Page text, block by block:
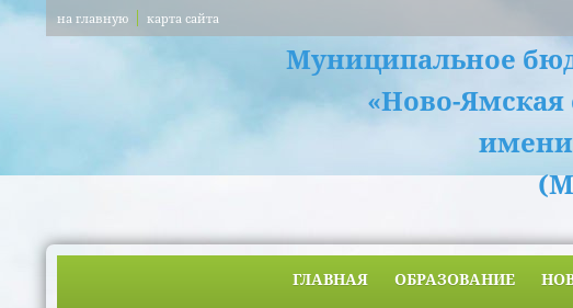
на главную карта сайта
Муниципальное
«Ново-
имени
ГЛАВНАЯ ОБРАЗОВАНИЕ